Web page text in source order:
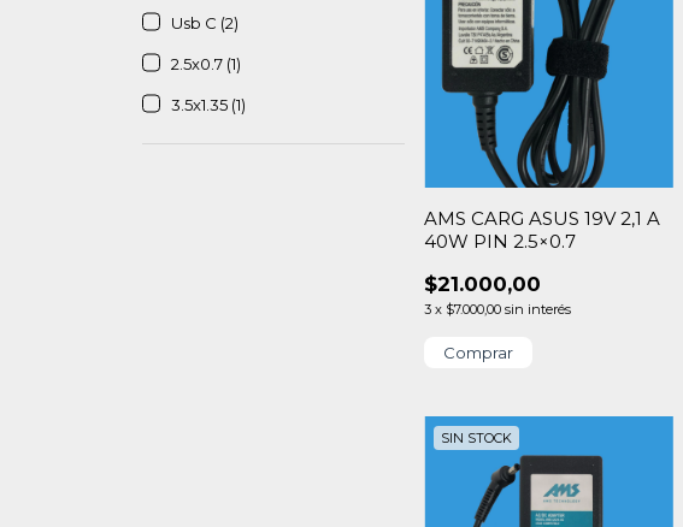
Usb C (2)
2.5x0.7 (1)
3.5x1.35 (1)
AMS CARG ASUS 19V 2,1 A
40W PIN 2.5×0.7
$21.000,00
3 x $7.000,00 sin interés
SIN STOCK